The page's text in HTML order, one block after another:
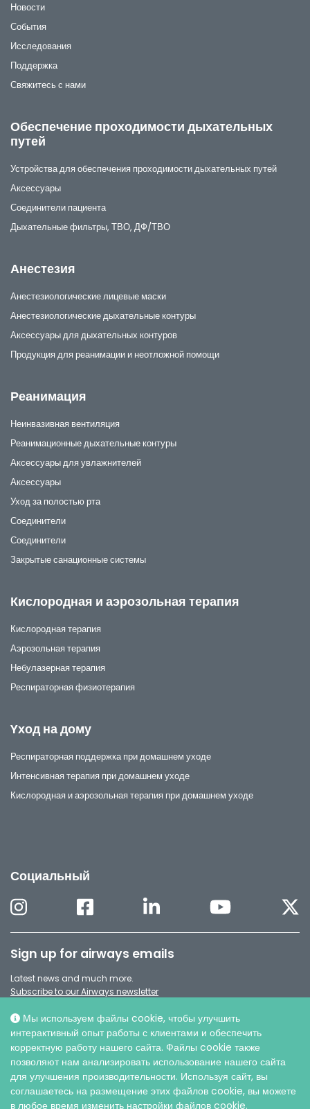
Мы используем файлы cookie, чтобы улучшить
интерактивный опыт работы с клиентами и обеспечить
корректную работу нашего сайта. Файлы cookie также
позволяют нам анализировать использование нашего сайта
для улучшения производительности. Используя сайт, вы
соглашаетесь на размещение этих файлов cookie, вы можете
в любое время изменить настройки файлов cookie.
Новости
События
Исследования
Поддержка
Свяжитесь с нами
Обеспечение проходимости дыхательных
путей
Устройства для обеспечения проходимости дыхательных путей
Аксессуары
Соединители пациента
Дыхательные фильтры, ТВО, ДФ/ТВО
Анестезия
Анестезиологические лицевые маски
Анестезиологические дыхательные контуры
Аксессуары для дыхательных контуров
Продукция для реанимации и неотложной помощи
Реанимация
Неинвазивная вентиляция
Реанимационные дыхательные контуры
Аксессуары для увлажнителей
Аксессуары
Уход за полостью рта
Соединители
Соединители
Закрытые санационные системы
Кислородная и аэрозольная терапия
Кислородная терапия
Аэрозольная терапия
Небулазерная терапия
Респираторная физиотерапия
Yход на дому
Респираторная поддержка при домашнем уходе
Интенсивная терапия при домашнем уходе
Кислородная и аэрозольная терапия при домашнем уходе
Социальный
Sign up for airways emails
Latest news and much more.
Subscribe to our Airways newsletter